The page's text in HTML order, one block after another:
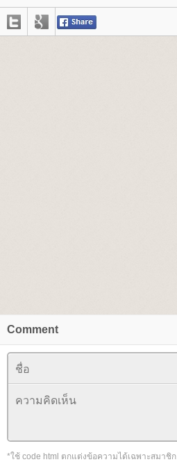
Comment
*ใช้ code html ตกแต่งข้อความได้เฉพาะสมาชิก